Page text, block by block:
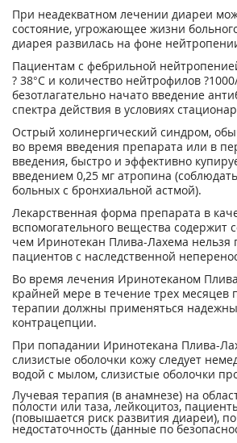
При неадекватном лечении диареи
состояние, угрожающее жизни
диарея развилась на фоне
Пациентам с фебрильной
? 38°С и количество нейтрофилов
безотлагательно начато введение
спектра действия в условиях
Острый холинергический синдром,
во время введения препарата или в
введения, быстро и эффективно
введением 0,25 мг атропина
больных с бронхиальной астмой).
Лекарственная форма препарата в
вспомогательного вещества содержит
чем Иринотекан Плива-Лахема нельзя
пациентов с наследственной
Во время лечения Иринотеканом
крайней мере в течение трех месяцев
терапии должны применяться
контрацепции.
При попадании Иринотекана Плива-
слизистые оболочки кожу следует
водой с мылом, слизистые оболочки
Лучевая терапия (в анамнезе) на
полости или таза, лейкоцитоз,
(повышается риск развития диареи),
недостаточность (данные по